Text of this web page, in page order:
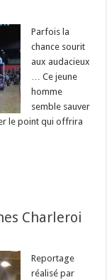
Parfois la
chance sourit
aux audacieux
… Ce jeune
homme
semble sauver
le point qui offrira
Charleroi
Reportage
réalisé par